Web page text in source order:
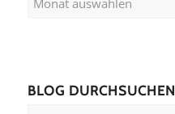
BLOG DURCHSUCHEN